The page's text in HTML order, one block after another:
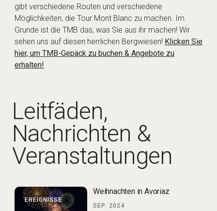
gibt verschiedene Routen und verschiedene
Möglichkeiten, die Tour Mont Blanc zu machen. Im
Grunde ist die TMB das, was Sie aus ihr machen! Wir
sehen uns auf diesen herrlichen Bergwiesen! Klicken Sie
hier, um TMB-Gepäck zu buchen & Angebote zu
erhalten!
Leitfäden,
Nachrichten &
Veranstaltungen
EREIGNISSE
Weihnachten in Avoriaz
SEP. 2024